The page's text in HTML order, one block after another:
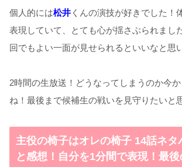
個人的には松井 くんの演技が好きでした！
表現していて、とても心が揺さぶられまし
回でもよい一面が見せられるといいなと思
2時間の生放送！どうなってしまうのか今
ね！最後まで候補生の戦いを見守りたいと
主役の椅子はオレの椅子 14話ネタ
と感想！自分を1分間で表現！最